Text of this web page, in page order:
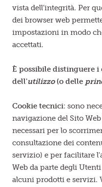
vista dell’integrità. Per
dei browser web
impostazioni in modo
accettati.
È possibile distinguere
dell'utilizzo(o delle
Cookie tecnici: sono
navigazione del Sito
necessari per lo
consultazione dei
servizio) e per facilitare
Web da parte degli
alcuni prodotti e servizi.